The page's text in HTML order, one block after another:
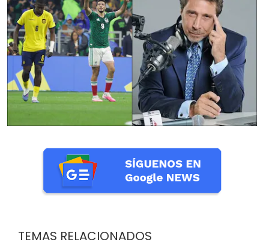
TEMAS RELACIONADOS